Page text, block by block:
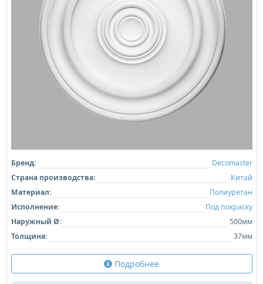
Бренд:
Decomaster
Страна производства:
Китай
Материал:
Полиуретан
Исполнение:
Под покраску
Наружный Ø:
500мм
Толщина:
37мм
Подробнее